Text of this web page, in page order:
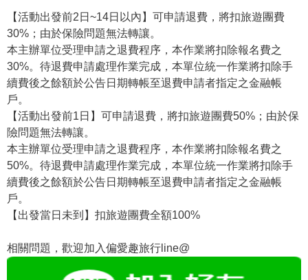
【活動出發前2日~14日以內】可申請退費，將扣旅遊團費
30%；由於保險問題無法轉讓。
本主辦單位受理申請之退費程序，本作業將扣除報名費之
30%。待退費申請處理作業完成，本單位統一作業將扣除手
續費後之餘額於公告日期轉帳至退費申請者指定之金融帳
戶。
【活動出發前1日】可申請退費，將扣旅遊團費50%；由於保
險問題無法轉讓。
本主辦單位受理申請之退費程序，本作業將扣除報名費之
50%。待退費申請處理作業完成，本單位統一作業將扣除手
續費後之餘額於公告日期轉帳至退費申請者指定之金融帳
戶。
【出發當日未到】扣旅遊團費全額100%
相關問題，歡迎加入偏愛趣旅行line@